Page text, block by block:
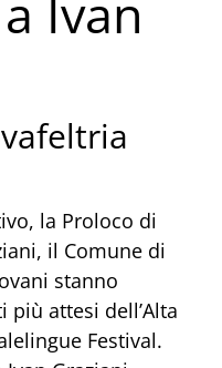
Ivan
la Proloco di
il Comune di
stanno
attesi dell’Alta
Festival.